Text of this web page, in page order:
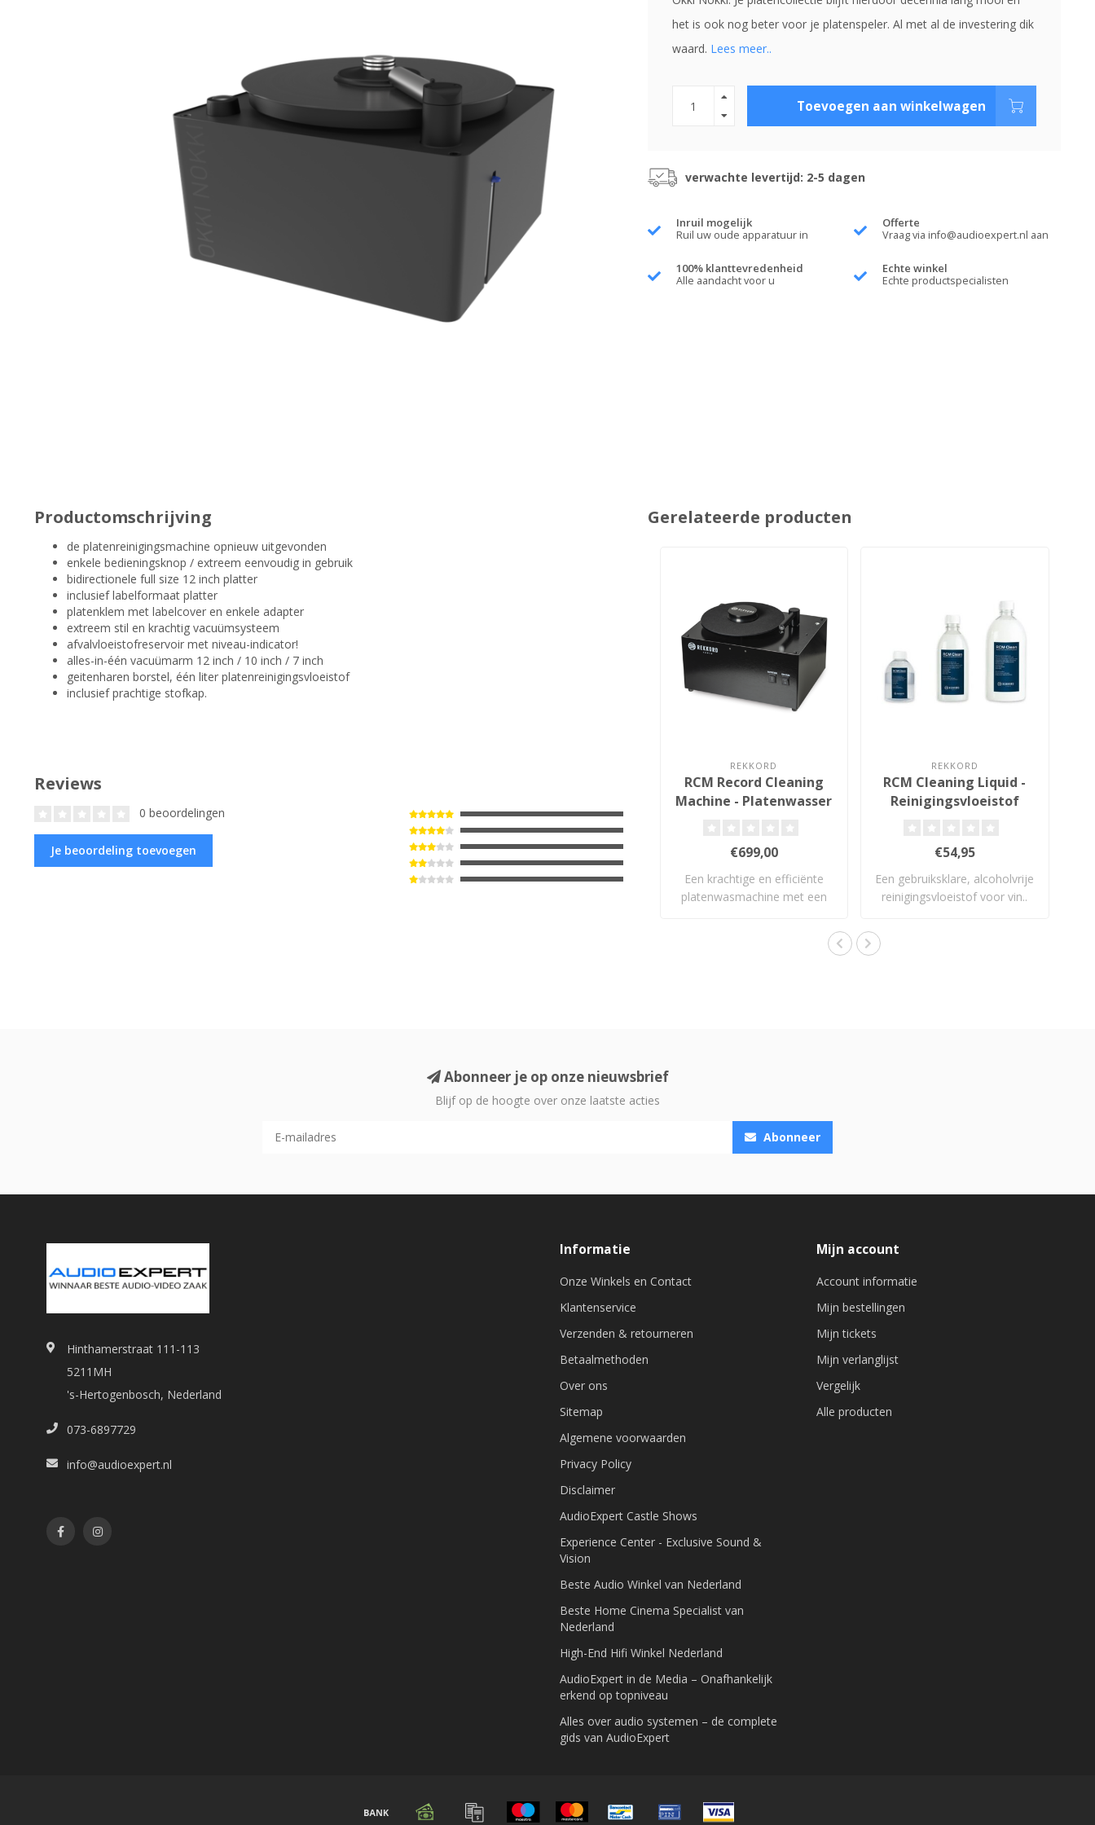
het is ook nog beter voor je platenspeler. Al met al de investering dik
waard. Lees meer..
Toevoegen aan winkelwagen
verwachte levertijd: 2-5 dagen
Inruil mogelijk
Ruil uw oude apparatuur in
Offerte
Vraag via info@audioexpert.nl aan
100% klanttevredenheid
Alle aandacht voor u
Echte winkel
Echte productspecialisten
Productomschrijving
de platenreinigingsmachine opnieuw uitgevonden
enkele bedieningsknop / extreem eenvoudig in gebruik
bidirectionele full size 12 inch platter
inclusief labelformaat platter
platenklem met labelcover en enkele adapter
extreem stil en krachtig vacuümsysteem
afvalvloeistofreservoir met niveau-indicator!
alles-in-één vacuümarm 12 inch / 10 inch / 7 inch
geitenharen borstel, één liter platenreinigingsvloeistof
inclusief prachtige stofkap.
Reviews
0 beoordelingen
Je beoordeling toevoegen
Gerelateerde producten
REKKORD
RCM Record Cleaning
Machine - Platenwasser
€699,00
Een krachtige en efficiënte
platenwasmachine met een
REKKORD
RCM Cleaning Liquid -
Reinigingsvloeistof
€54,95
Een gebruiksklare, alcoholvrije
reinigingsvloeistof voor vin..
Abonneer je op onze nieuwsbrief
Blijf op de hoogte over onze laatste acties
Abonneer
Hinthamerstraat 111-113
5211MH
's-Hertogenbosch, Nederland
073-6897729
info@audioexpert.nl
Informatie
Onze Winkels en Contact
Klantenservice
Verzenden & retourneren
Betaalmethoden
Over ons
Sitemap
Algemene voorwaarden
Privacy Policy
Disclaimer
AudioExpert Castle Shows
Experience Center - Exclusive Sound &
Vision
Beste Audio Winkel van Nederland
Beste Home Cinema Specialist van
Nederland
High-End Hifi Winkel Nederland
AudioExpert in de Media – Onafhankelijk
erkend op topniveau
Alles over audio systemen – de complete
gids van AudioExpert
Mijn account
Account informatie
Mijn bestellingen
Mijn tickets
Mijn verlanglijst
Vergelijk
Alle producten